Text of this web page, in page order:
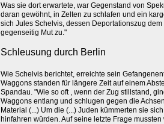
Was sie dort erwartete, war Gegenstand von
daran gewöhnt, in Zelten zu schlafen und ein
sich Jules Schelvis, dessen Deportationszug
gegenseitig Mut zu."
Schleusung durch Berlin
Wie Schelvis berichtet, erreichte sein
Waggons standen für längere Zeit auf einem
Spandau. "Wie so oft , wenn der Zug stillstand,
Waggons entlang und schlugen gegen die
Material (...) Um die (...) Juden kümmerten sie
hinfahren würden. Auf seine letzte Frage